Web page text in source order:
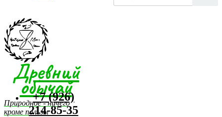
Древний
обычай
Природное - ничего
кроме пользы
+7 (926)
214-85-35